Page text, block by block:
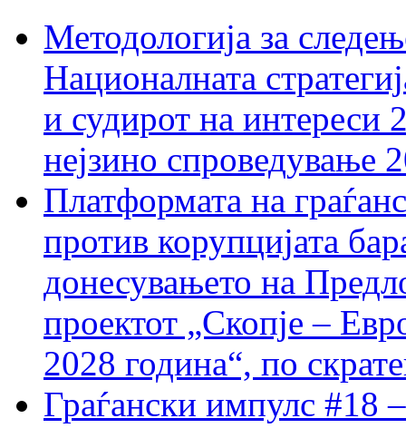
Методологија за
Националната
и судирот на интереси
нејзино спроведување
Платформата на
против корупцијата
донесувањето на
проектот „Скопје –
2028 година“, по
Граѓански импулс #18